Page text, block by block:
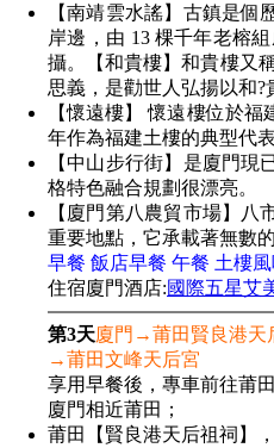
【南靖雲水謠】古鎮是
岸邊，由 13 棵千年老榕
攝。【和貴樓】和貴樓又
思義，是勸世人弘揚以和?
【懷遠樓】 懷遠樓位於
年作為福建土樓的典型代
【中山步行街】是廈門
格特色融合規劃很漂亮。
【廈門第八農貿市場】
重要地點，它承載著無數
早餐 飯店早餐 午餐 土樓
住宿廈門酒店:國際五星艾
第3天廈門→莆田賢良港
→莆田文峰天后宮
享用早餐後，專車前往莆
廈門相近莆田；
莆田【賢良港天后祖祠】